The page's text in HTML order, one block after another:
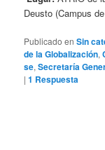
Deusto (Campus
Publicado en Sin
de la Globalización,
se,Secretaría
|1 Respuesta